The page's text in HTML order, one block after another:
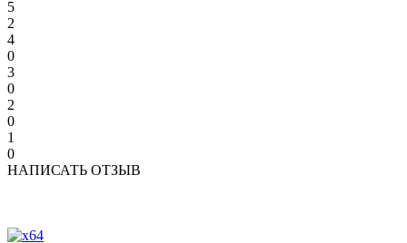
5
2
4
0
3
0
2
0
1
0
НАПИСАТЬ ОТЗЫВ